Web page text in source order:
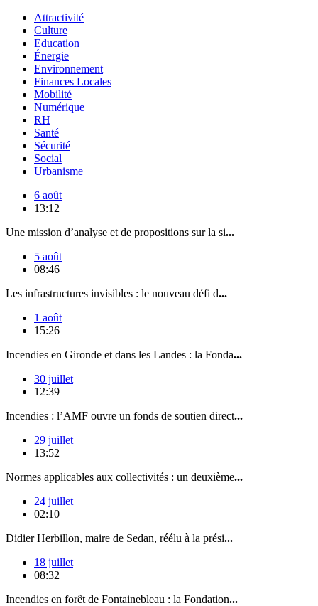
Attractivité
Culture
Education
Énergie
Environnement
Finances Locales
Mobilité
Numérique
RH
Santé
Sécurité
Social
Urbanisme
6 août
13:12
Une mission d’analyse et de propositions sur la si...
5 août
08:46
Les infrastructures invisibles : le nouveau défi d...
1 août
15:26
Incendies en Gironde et dans les Landes : la Fonda...
30 juillet
12:39
Incendies : l’AMF ouvre un fonds de soutien direct...
29 juillet
13:52
Normes applicables aux collectivités : un deuxième...
24 juillet
02:10
Didier Herbillon, maire de Sedan, réélu à la prési...
18 juillet
08:32
Incendies en forêt de Fontainebleau : la Fondation...